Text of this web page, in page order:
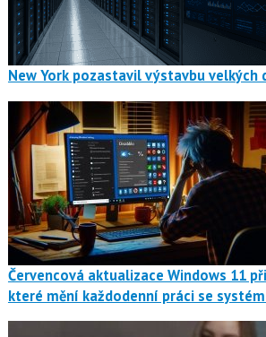
New York pozastavil výstavbu
Červencová aktualizace Windows 11
které mění každodenní práci se